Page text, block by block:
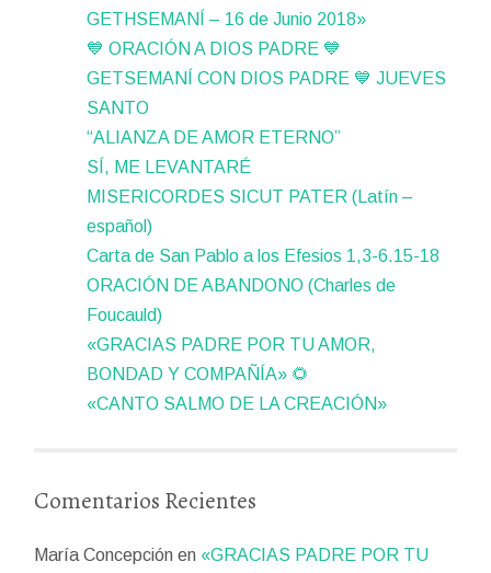
GETHSEMANÍ – 16 de Junio 2018»
💙 ORACIÓN A DIOS PADRE 💙
GETSEMANÍ CON DIOS PADRE 💙 JUEVES
SANTO
“ALIANZA DE AMOR ETERNO”
SÍ, ME LEVANTARÉ
MISERICORDES SICUT PATER (Latín –
español)
Carta de San Pablo a los Efesios 1,3-6.15-18
ORACIÓN DE ABANDONO (Charles de
Foucauld)
«GRACIAS PADRE POR TU AMOR,
BONDAD Y COMPAÑÍA» 🌻
«CANTO SALMO DE LA CREACIÓN»
Comentarios Recientes
María Concepción en «GRACIAS PADRE POR TU